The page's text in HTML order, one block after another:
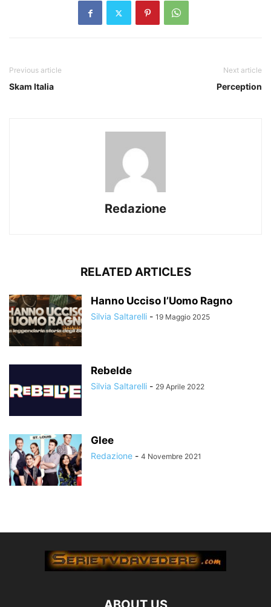
Previous article
Skam Italia
Next article
Perception
Redazione
RELATED ARTICLES
Hanno Ucciso l’Uomo Ragno
Silvia Saltarelli - 19 Maggio 2025
Rebelde
Silvia Saltarelli - 29 Aprile 2022
Glee
Redazione - 4 Novembre 2021